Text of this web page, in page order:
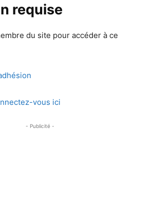
requise
du site pour accéder à ce
vous ici
- Publicité -